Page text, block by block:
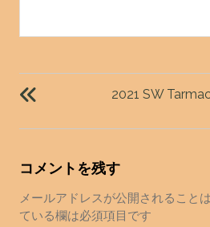
投
稿
ビ
ー
シ
ョ
2021 SW
コメントを残す
メールアドレスが公開されること
ている欄は必須項目です